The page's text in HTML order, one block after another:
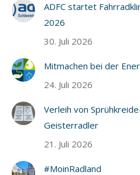
ADFC startet
2026
30. Juli 2026
Mitmachen bei der
24. Juli 2026
Verleih von
Geisterradler
21. Juli 2026
#MoinRadland